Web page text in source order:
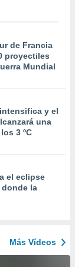
de Francia
proyectiles
Mundial
y el
una
3 ºC
el eclipse
donde la
Más Vídeos